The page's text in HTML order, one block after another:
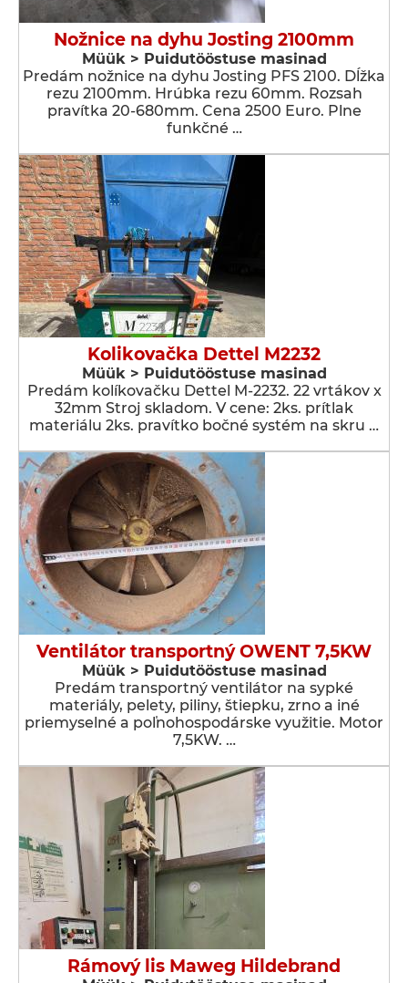
Nožnice na dyhu Josting 2100mm
Müük > Puidutööstuse masinad
Predám nožnice na dyhu Josting PFS 2100. Dĺžka
rezu 2100mm. Hrúbka rezu 60mm. Rozsah
pravítka 20-680mm. Cena 2500 Euro. Plne
funkčné …
Kolikovačka Dettel M2232
Müük > Puidutööstuse masinad
Predám kolíkovačku Dettel M-2232. 22 vrtákov x
32mm Stroj skladom. V cene: 2ks. prítlak
materiálu 2ks. pravítko bočné systém na skru …
Ventilátor transportný OWENT 7,5KW
Müük > Puidutööstuse masinad
Predám transportný ventilátor na sypké
materiály, pelety, piliny, štiepku, zrno a iné
priemyselné a poľnohospodárske využitie. Motor
7,5KW. …
Rámový lis Maweg Hildebrand